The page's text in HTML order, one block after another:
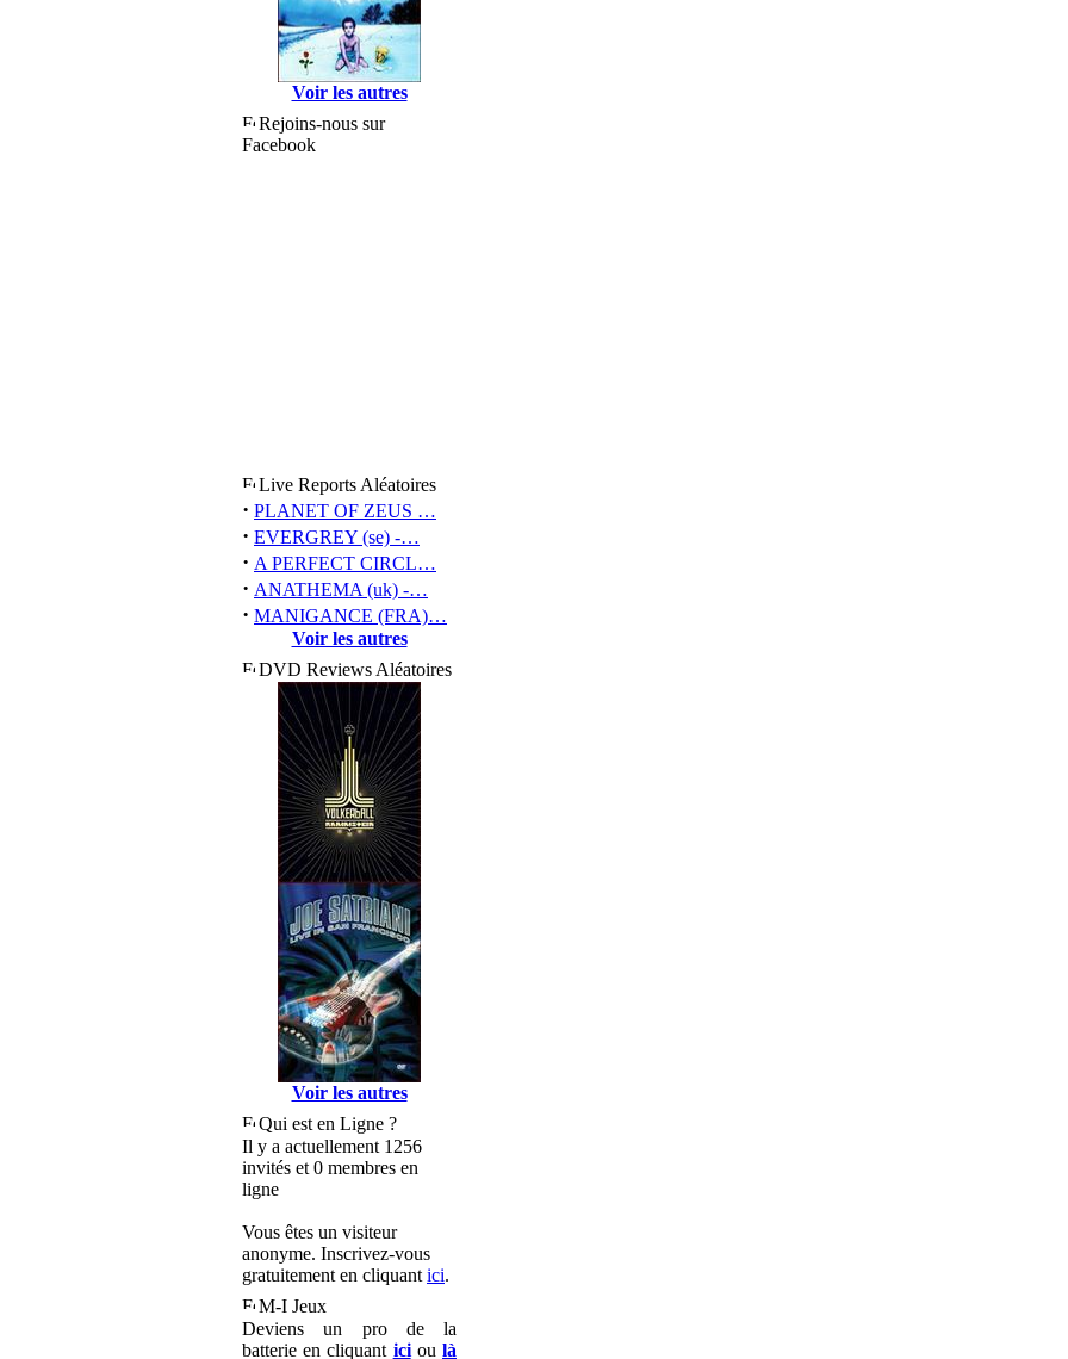
Voir les autres
Rejoins-nous sur
Facebook
Live Reports Aléatoires
· PLANET OF ZEUS …
· EVERGREY (se) -…
· A PERFECT CIRCL…
· ANATHEMA (uk) -…
· MANIGANCE (FRA)…
Voir les autres
DVD Reviews Aléatoires
Voir les autres
Qui est en Ligne ?
Il y a actuellement 1256
invités et 0 membres en
ligne
Vous êtes un visiteur
anonyme. Inscrivez-vous
gratuitement en cliquant ici.
M-I Jeux
Deviens un pro de la
batterie en cliquant icioulà